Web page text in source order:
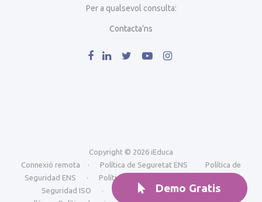
Per a qualsevol consulta:
Contacta’ns
Copyright © 2026 iEduca
Connexió remota
· Política de Seguretat ENS
Política de
Seguridad ENS
· Política de Seguretat ISO
Seguridad ISO
·
Avís Legal i condicions generals
Demo Gratis